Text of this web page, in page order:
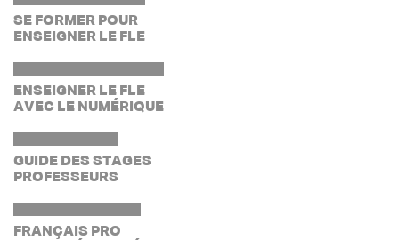
SE FORMER POUR
ENSEIGNER LE FLE
ENSEIGNER LE FLE
AVEC LE NUMÉRIQUE
GUIDE DES STAGES
PROFESSEURS
FRANÇAIS PRO